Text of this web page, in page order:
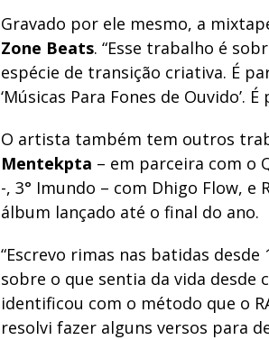
Gravado por ele mesmo, a
Zone Beats. “Esse trabalho é
espécie de transição criativa. É
‘Músicas Para Fones de
O artista também tem outros
Mentekpta – em parceira com o
-, 3° Imundo – com Dhigo Flow,
álbum lançado até o final do ano.
“Escrevo rimas nas batidas
sobre o que sentia da vida desde
identificou com o método que o
resolvi fazer alguns versos para